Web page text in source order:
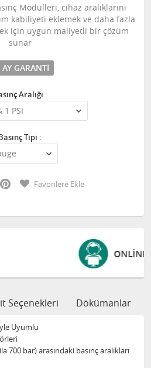
Modülleri, cihaz aralıklarını
kabiliyeti eklemek ve daha fazla
için uygun maliyetli bir çözüm
sunar
AY GARANTI
Aralığı :
Tipi :
Twitter PinterestFavorilere Ekle
ONLINE DESTEK VE EĞITIM
Seçenekleri Dökümanlar
Uyumlu
700 bar) arasındaki basınç aralıkları